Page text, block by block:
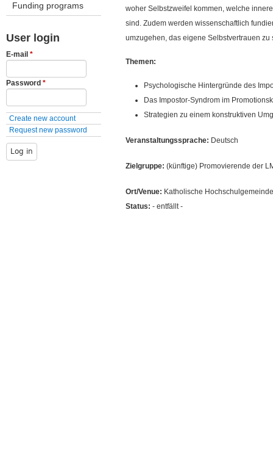
Funding programs
User login
E-mail *
Password *
Create new account
Request new password
woher Selbstzweifel kommen, welche
sind. Zudem werden wissenschaftlich
umzugehen, das eigene Selbstvertrauen
Themen:
Psychologische Hintergründe des
Das Impostor-Syndrom im
Strategien zu einem konstruktiven
Veranstaltungssprache: Deutsch
Zielgruppe: (künftige) Promovierende der
Ort/Venue: Katholische
Status: - entfällt -